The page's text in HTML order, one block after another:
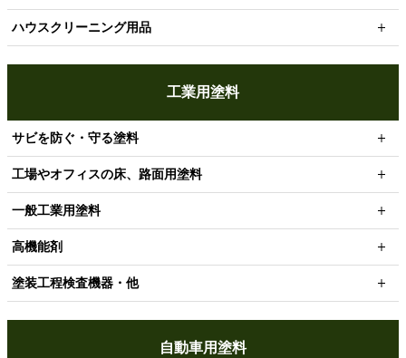
ハウスクリーニング用品
工業用塗料
サビを防ぐ・守る塗料
工場やオフィスの床、路面用塗料
一般工業用塗料
高機能剤
塗装工程検査機器・他
自動車用塗料